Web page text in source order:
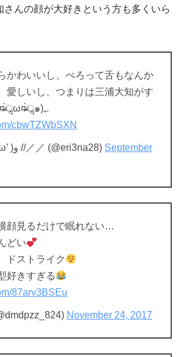
さんの顔が大好きという方も多くいら
かわいいし、ぺろって舌もなんか
愛しいし、つまりは三浦大知がす
๑)₊.
cbwTZWbSXN
— ＼＼\\٩( ‘ω’ )و //／／ (@eri3na28) September
顔見るだけで眠れない…
どい
ドストライク
好きすぎる
87arv3BSEu
November 24, 2017